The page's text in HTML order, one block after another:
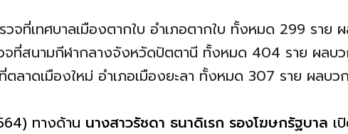
วจที่เทศบาลเมืองตากใบ อำเภอตากใบ ทั้งหมด 299 ราย
จที่สนามกีฬากลางจังหวัดปัตตานี ทั้งหมด 404 ราย ผลบ
ตลาดเมืองใหม่ อำเภอเมืองยะลา ทั้งหมด 307 ราย ผลบว
ทางด้าน นางสาวรัชดา ธนาดิเรก รองโฆษกรัฐบาล เ